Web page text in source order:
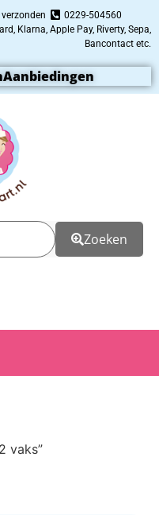
0229-504560
Klarna, Apple Pay, Riverty, Sepa,
Bancontact etc.
Aanbiedingen
Zoeken
vaks”